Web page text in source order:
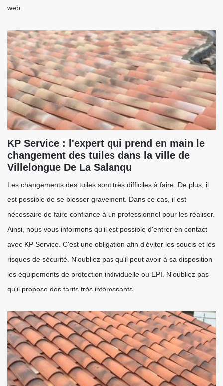
web.
KP Service : l'expert qui prend en main le
changement des tuiles dans la ville de
Villelongue De La Salanqu
Les changements des tuiles sont très difficiles à faire. De plus, il
est possible de se blesser gravement. Dans ce cas, il est
nécessaire de faire confiance à un professionnel pour les réaliser.
Ainsi, nous vous informons qu'il est possible d'entrer en contact
avec KP Service. C'est une obligation afin d'éviter les soucis et les
risques de sécurité. N'oubliez pas qu'il peut avoir à sa disposition
les équipements de protection individuelle ou EPI. N'oubliez pas
qu'il propose des tarifs très intéressants.